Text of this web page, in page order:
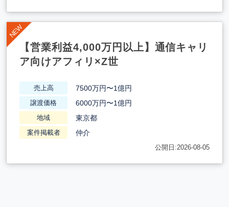
【営業利益4,000万円以上】通信キャリ
ア向けアフィリ×Z世
売上高 7500万円〜1億円
譲渡価格 6000万円〜1億円
地域 東京都
案件掲載者 仲介
公開日:2026-08-05